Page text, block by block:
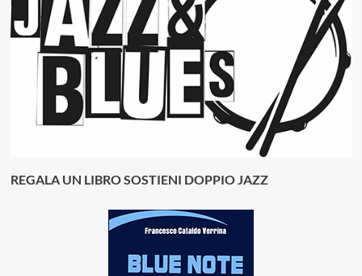
REGALA UN LIBRO SOSTIENI DOPPIO JAZZ